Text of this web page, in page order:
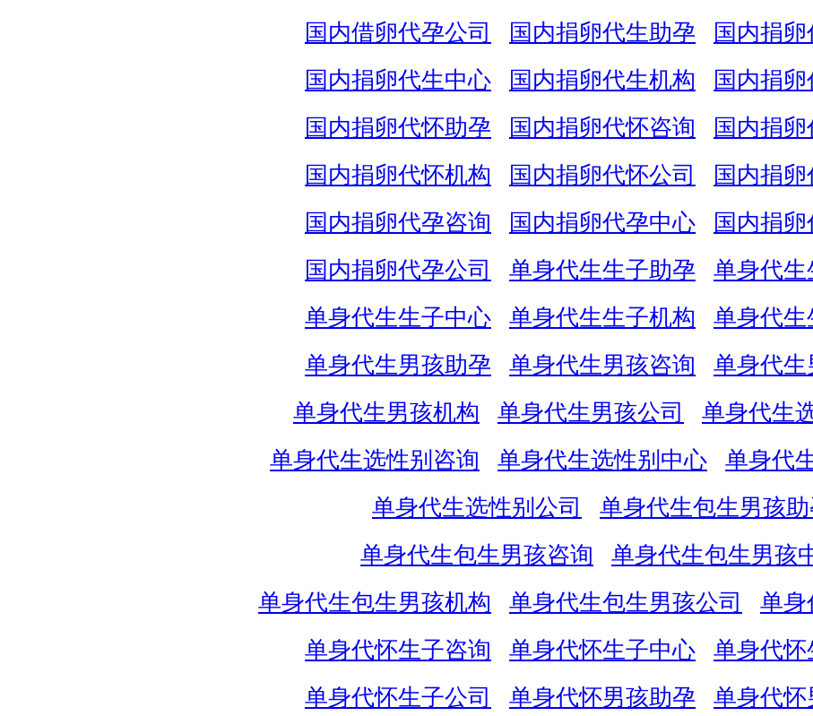
国内借卵代孕公司
国内捐卵代生助孕
国内捐
国内捐卵代生中心
国内捐卵代生机构
国内捐卵
国内捐卵代怀助孕
国内捐卵代怀咨询
国内捐
国内捐卵代怀机构
国内捐卵代怀公司
国内捐
国内捐卵代孕咨询
国内捐卵代孕中心
国内捐
国内捐卵代孕公司
单身代生生子助孕
单身代生
单身代生生子中心
单身代生生子机构
单身代生
单身代生男孩助孕
单身代生男孩咨询
单身代
单身代生男孩机构
单身代生男孩公司
单身代生
单身代生选性别咨询
单身代生选性别中心
单身代
单身代生选性别公司
单身代生包生男孩
单身代生包生男孩咨询
单身代生包生男孩
单身代生包生男孩机构
单身代生包生男孩公司
单身
单身代怀生子咨询
单身代怀生子中心
单身代怀
单身代怀生子公司
单身代怀男孩助孕 单身代怀